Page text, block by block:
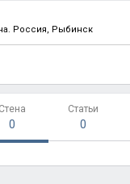
Россия, Рыбинск
Стена
0
Статьи
0